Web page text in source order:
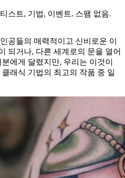
스트, 기법, 이벤트. 스팸 없음.
공들의 매력적이고 신비로운 이
되거나, 다른 세계로의 문을 열어
에게 달렸지만, 우리는 이것이
래식 기법의 최고의 작품 중 일